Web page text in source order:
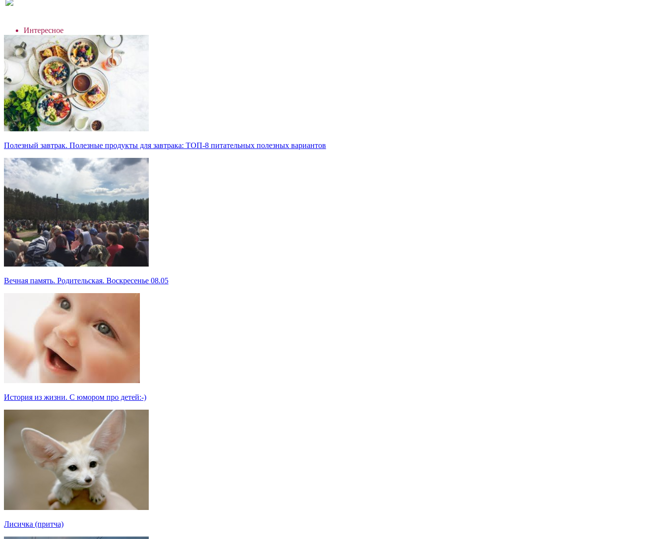
Интересное
Полезный завтрак. Полезные продукты для завтрака: ТОП-8 питательных полезных вариантов
Вечная память. Родительская. Воскресенье 08.05
История из жизни. С юмором про детей:-)
Лисичка (притча)